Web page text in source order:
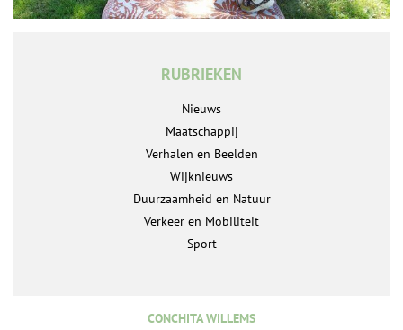
RUBRIEKEN
Nieuws
Maatschappij
Verhalen en Beelden
Wijknieuws
Duurzaamheid en Natuur
Verkeer en Mobiliteit
Sport
CONCHITA WILLEMS